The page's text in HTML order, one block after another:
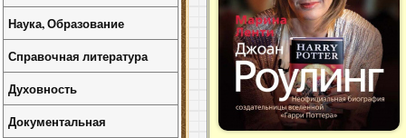
Наука, Образование
Справочная литература
Духовность
Документальная